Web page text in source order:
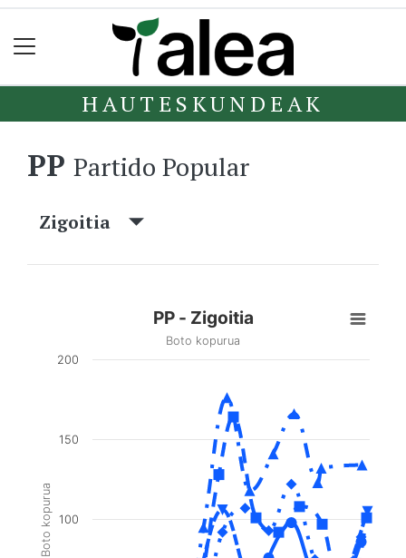
HAUTESKUNDEAK
PP Partido Popular
Zigoitia
Boto kopurua
PP - Zigoitia
Boto kopurua
100
150
200